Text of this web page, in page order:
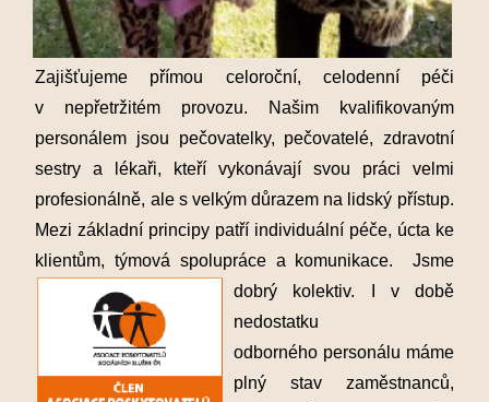
Zajišťujeme přímou celoroční, celodenní péči
v nepřetržitém provozu. Našim kvalifikovaným
personálem jsou pečovatelky, pečovatelé, zdravotní
sestry a lékaři, kteří vykonávají svou práci velmi
profesionálně, ale s velkým důrazem na lidský přístup.
Mezi základní principy patří individuální péče, úcta ke
klientům, týmová spolupráce a
komunikace. Jsme
dobrý kolektiv. I v době
nedostatku
odborného personálu máme
plný stav zaměstnanců,